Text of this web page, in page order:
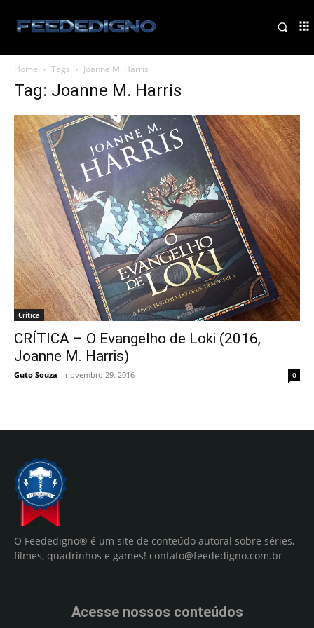
Home Tags Joanne M. Harris
Tag: Joanne M. Harris
Crítica
CRÍTICA – O Evangelho de Loki (2016,
Joanne M. Harris)
Guto Souza - novembro 29, 2016 0
O Feededigno® é um site de conteúdo autoral sobre séries,
filmes, quadrinhos e games! contato@feededigno.com.br
Acesse nossos conteúdos